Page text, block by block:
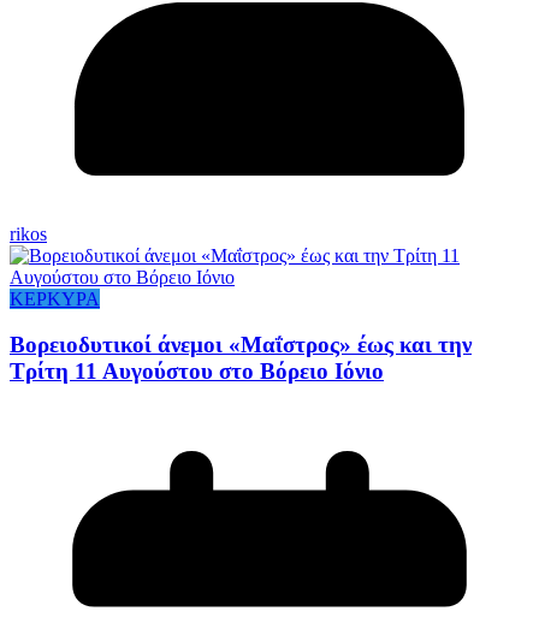
rikos
ΚΕΡΚΥΡΑ
Βορειοδυτικοί άνεμοι «Μαΐστρος» έως και την
Τρίτη 11 Αυγούστου στο Βόρειο Ιόνιο